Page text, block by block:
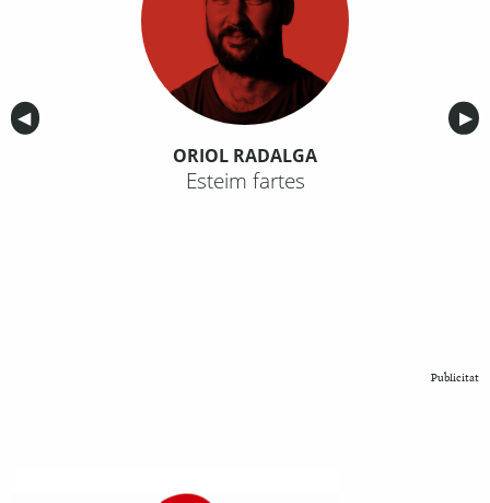
Anterior
◀︎ ▶︎
ORIOL RADALGA
Esteim fartes
Publicitat